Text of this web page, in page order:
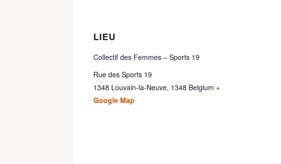
LIEU
Collectif des Femmes – Sports 19
Rue des Sports 19
1348 Louvain-la-Neuve, 1348 Belgium +
Google Map